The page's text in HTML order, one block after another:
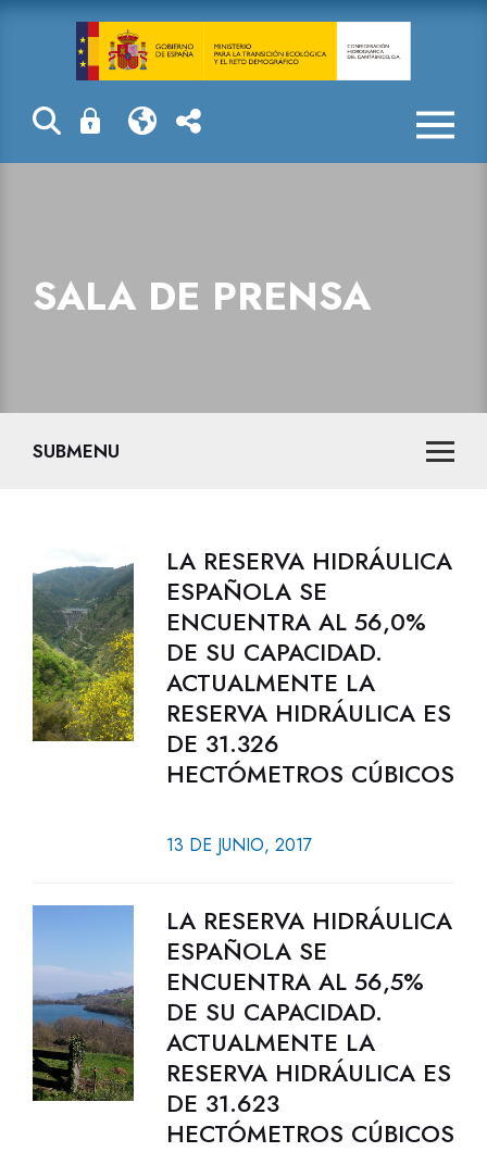
Sala de prensa
SALA DE PRENSA
SUBMENU
LA RESERVA HIDRÁULICA
ESPAÑOLA SE
ENCUENTRA AL 56,0%
DE SU CAPACIDAD.
ACTUALMENTE LA
RESERVA HIDRÁULICA ES
DE 31.326
HECTÓMETROS CÚBICOS
13 DE JUNIO, 2017
LA RESERVA HIDRÁULICA
ESPAÑOLA SE
ENCUENTRA AL 56,5%
DE SU CAPACIDAD.
ACTUALMENTE LA
RESERVA HIDRÁULICA ES
DE 31.623
HECTÓMETROS CÚBICOS